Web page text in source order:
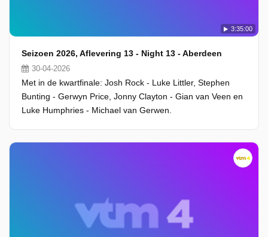
3:35:00
Seizoen 2026, Aflevering 13 - Night 13 - Aberdeen
30-04-2026
Met in de kwartfinale: Josh Rock - Luke Littler, Stephen
Bunting - Gerwyn Price, Jonny Clayton - Gian van Veen en
Luke Humphries - Michael van Gerwen.